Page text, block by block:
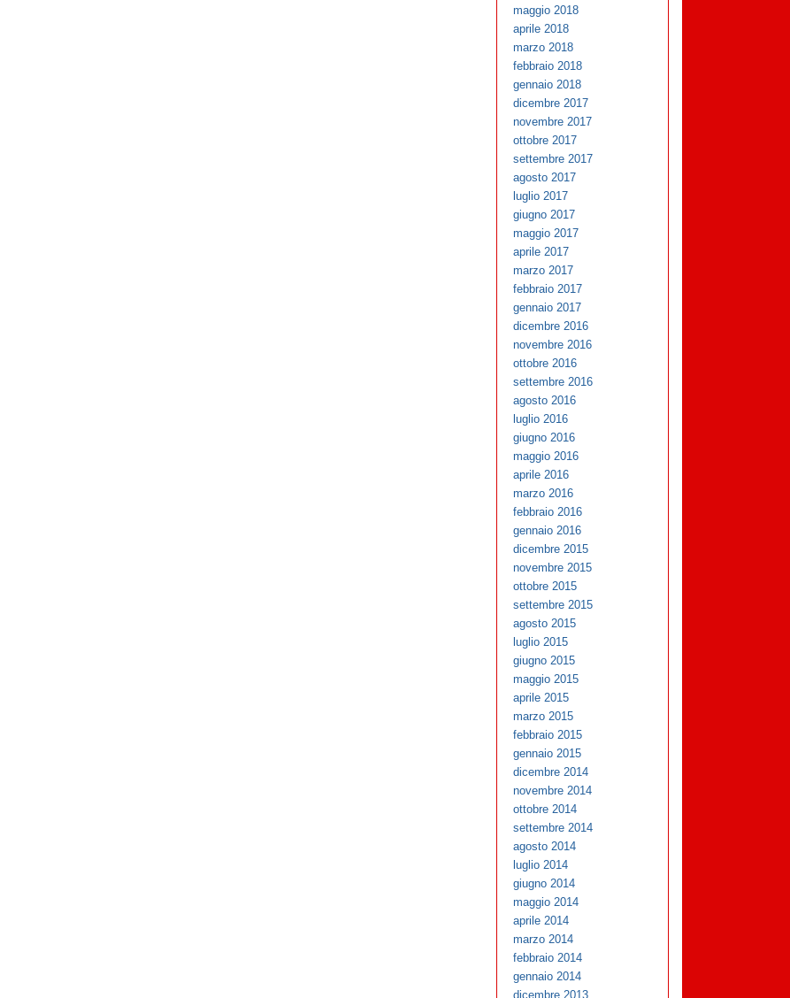
maggio 2018
aprile 2018
marzo 2018
febbraio 2018
gennaio 2018
dicembre 2017
novembre 2017
ottobre 2017
settembre 2017
agosto 2017
luglio 2017
giugno 2017
maggio 2017
aprile 2017
marzo 2017
febbraio 2017
gennaio 2017
dicembre 2016
novembre 2016
ottobre 2016
settembre 2016
agosto 2016
luglio 2016
giugno 2016
maggio 2016
aprile 2016
marzo 2016
febbraio 2016
gennaio 2016
dicembre 2015
novembre 2015
ottobre 2015
settembre 2015
agosto 2015
luglio 2015
giugno 2015
maggio 2015
aprile 2015
marzo 2015
febbraio 2015
gennaio 2015
dicembre 2014
novembre 2014
ottobre 2014
settembre 2014
agosto 2014
luglio 2014
giugno 2014
maggio 2014
aprile 2014
marzo 2014
febbraio 2014
gennaio 2014
dicembre 2013